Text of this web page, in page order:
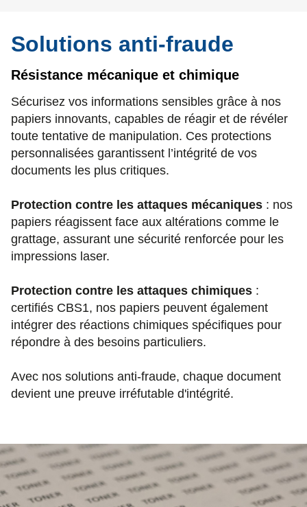
Solutions anti-fraude
Résistance mécanique et chimique
Sécurisez vos informations sensibles grâce à nos
papiers innovants, capables de réagir et de révéler
toute tentative de manipulation. Ces protections
personnalisées garantissent l’intégrité de vos
documents les plus critiques.
Protection contre les attaques mécaniques : nos
papiers réagissent face aux altérations comme le
grattage, assurant une sécurité renforcée pour les
impressions laser.
Protection contre les attaques chimiques :
certifiés CBS1, nos papiers peuvent également
intégrer des réactions chimiques spécifiques pour
répondre à des besoins particuliers.
Avec nos solutions anti-fraude, chaque document
devient une preuve irréfutable d'intégrité.